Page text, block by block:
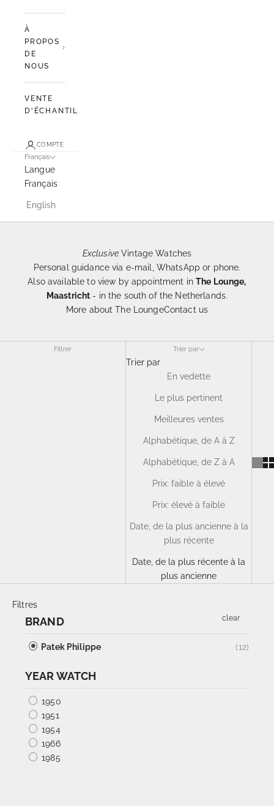
À
PROPOS
DE
NOUS
VENTE
D'ÉCHANTILLONS
COMPTE
Français
Langue
Français
English
Exclusive Vintage Watches
Personal guidance via e-mail, WhatsApp or phone.
Also available to view by appointment inThe Lounge,
Maastricht - in the south of the Netherlands.
More about The LoungeContact us
Filtrer Trier par
Trier par
En vedette
Le plus pertinent
Meilleures ventes
Alphabétique, de A à Z
Alphabétique, de Z à A
Prix: faible à élevé
Prix: élevé à faible
Date, de la plus ancienne à la
plus récente
Date, de la plus récente à la
plus ancienne
Filtres
BRAND
Patek Philippe (12)
clear
YEAR WATCH
1950
1951
1954
1966
1985